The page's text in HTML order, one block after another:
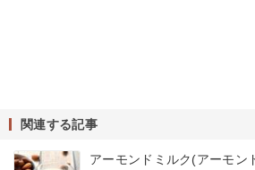
関連する記事
アーモンドミルク(アーモン